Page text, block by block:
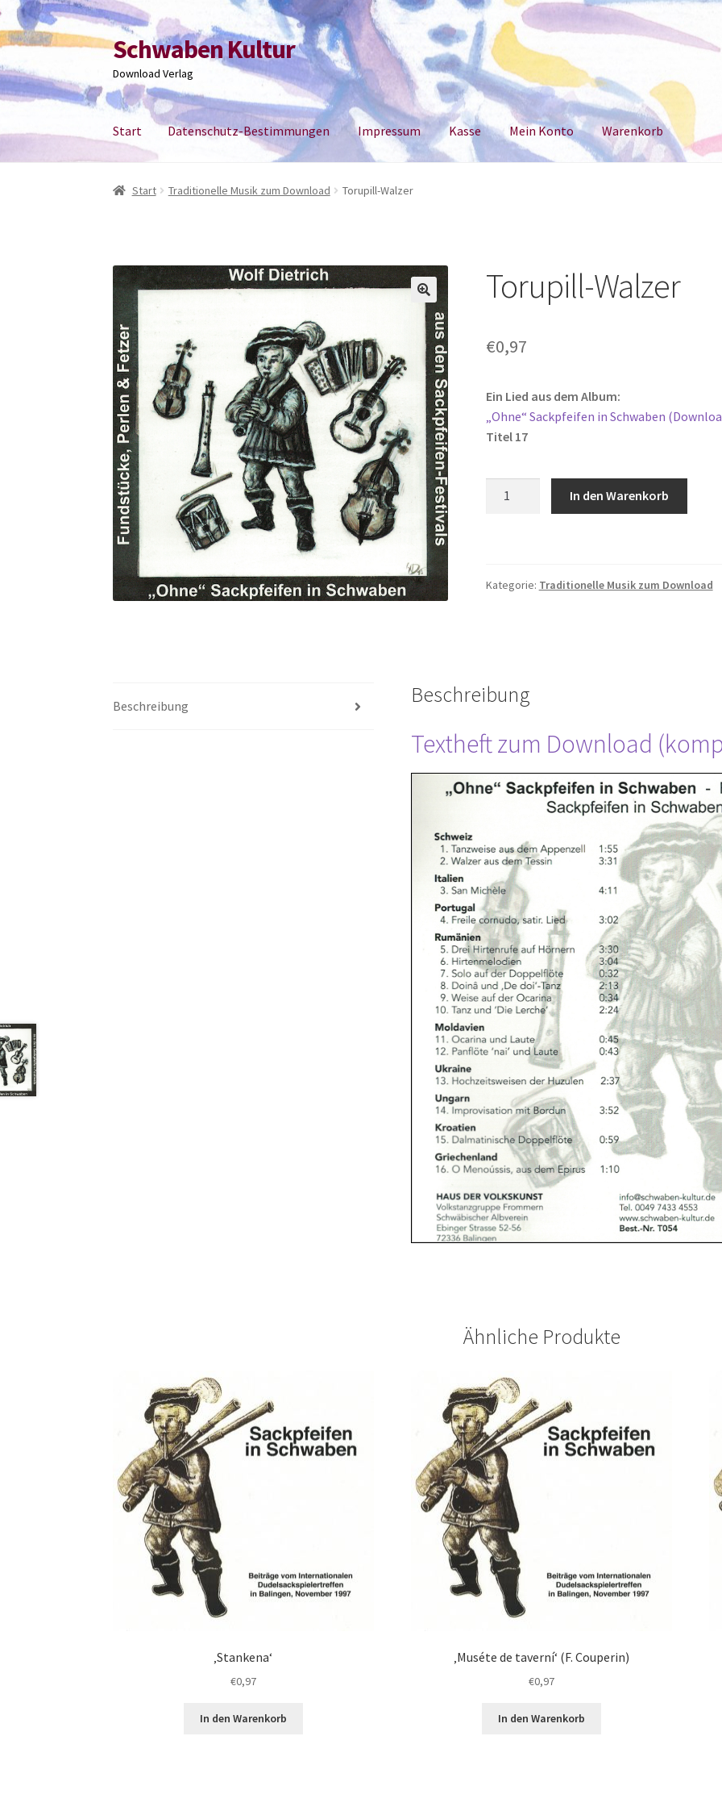
Zur
Navigation
springen
Zum
Inhalt
springen
Schwaben Kultur
Download Verlag
Start Datenschutz-Bestimmungen Impressum Kasse Mein Konto Warenkorb
Start Datenschutz-Bestimmungen Impressum Kasse
Start Traditionelle Musik zum Download Torupill-Walzer
Torupill-Walzer
€0,97
Ein Lied aus dem Album:
„Ohne“ Sackpfeifen in Schwaben
Titel 17
In den Warenkorb
Kategorie: Traditionelle Musik zum Download
Beschreibung Beschreibung
Textheft zum Download
Ähnliche Produkte
‚Stankena‘
€0,97
In den Warenkorb
‚Muséte de taverní‘ (F. Couperin)
€0,97
In den Warenkorb